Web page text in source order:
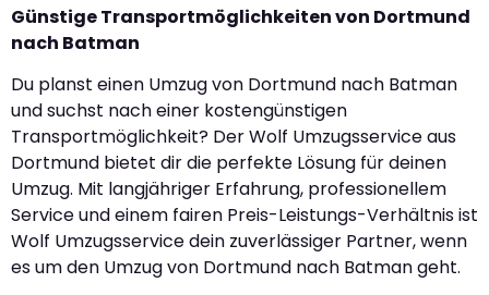
Günstige Transportmöglichkeiten von Dortmund
nach Batman
Du planst einen Umzug von Dortmund nach Batman
und suchst nach einer kostengünstigen
Transportmöglichkeit? Der Wolf Umzugsservice aus
Dortmund bietet dir die perfekte Lösung für deinen
Umzug. Mit langjähriger Erfahrung, professionellem
Service und einem fairen Preis-Leistungs-Verhältnis ist
Wolf Umzugsservice dein zuverlässiger Partner, wenn
es um den Umzug von Dortmund nach Batman geht.